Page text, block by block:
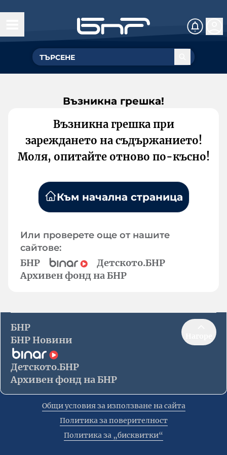
Възникна грешка!
Възникна грешка при
зареждането на съдържанието!
Моля, опитайте отново по-късно!
Към начална страница
Или проверете още от нашите
сайтове:
БНР
Детското.БНР
Архивен фонд на БНР
БНР
БНР Новини
Детското.БНР
Архивен фонд на БНР
Общи условия за използване на сайта
Политика за поверителност
Политика за „бисквитки“